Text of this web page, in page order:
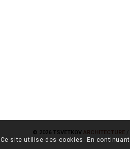
© 2026 TSVETKOV ARCHITECTURE /
Ce site utilise des cookies. En